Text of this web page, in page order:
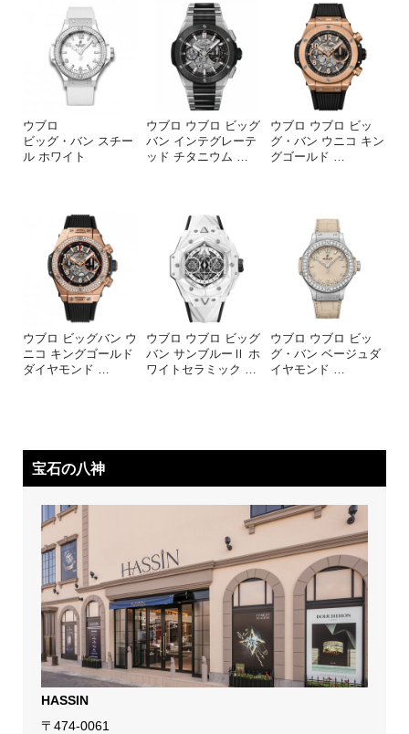
ウブロ
ビッグ・バン スチー
ル ホワイト
ウブロ ウブロ ビッグ
バン インテグレーテ
ッド チタニウム …
ウブロ ウブロ ビッ
グ・バン ウニコ キン
グゴールド …
ウブロ ビッグバン ウ
ニコ キングゴールド
ダイヤモンド
ウブロ ウブロ ビッグ
バン サンブルーⅡ ホ
ワイトセラミック
ウブロ ウブロ ビッ
グ・バン ベージュダ
イヤモンド
宝石の八神
HASSIN
〒474-0061